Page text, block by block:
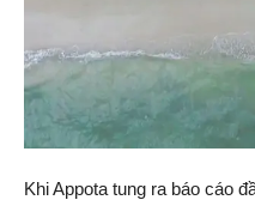
Khi Appota tung ra báo cáo